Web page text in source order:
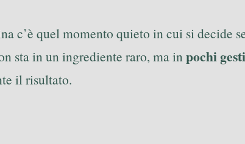
c’è quel momento quieto in cui si decide
sta in un ingrediente raro, ma inpochi
il risultato.